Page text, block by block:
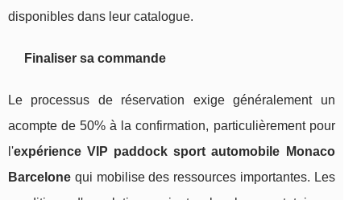
disponibles dans leur catalogue.
Finaliser sa commande
Le processus de réservation exige généralement un
acompte de 50% à la confirmation, particulièrement pour
l'expérience VIP paddock sport automobile Monaco
Barcelone qui mobilise des ressources importantes. Les